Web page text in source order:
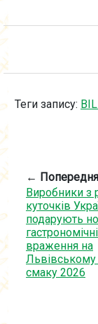
Теги запису:
← Попередня
Виробники з
куточків
подарують
гастрономічні
враження на
смаку 2026